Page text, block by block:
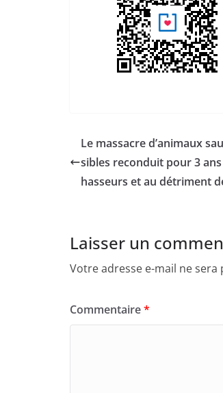
Le massacre d’animaux
sibles reconduit pour 3 ans à la satisfaction des c
hasseurs et au détriment
Laisser un
Votre adresse e-mail ne sera
Commentaire*